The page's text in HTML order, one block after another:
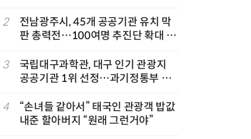
2
전남광주시, 45개 공공기관 유치 막
판 총력전…100여명 추진단 확대 개
3
국립대구과학관, 대구 인기 관광지
공공기관 1위 선정…과기정통부 기
겹경사
4
“손녀들 같아서” 태국인 관광객 밥값
내준 할아버지 “원래 그런거야”